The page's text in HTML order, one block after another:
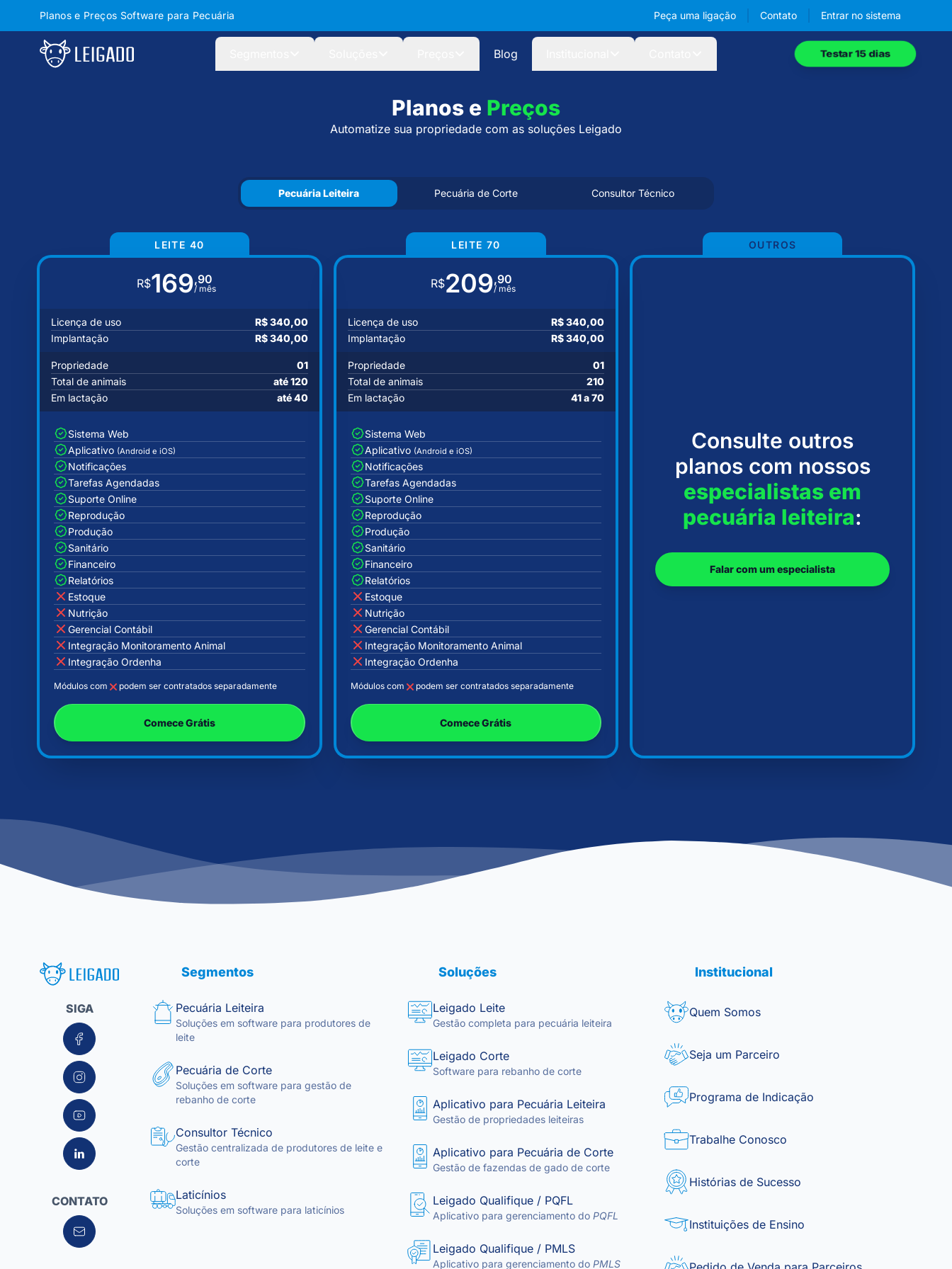
Planos e Preços Software para Pecuária Peça uma ligação Contato Entrar no sistema
Leigado Blog Testar 15 dias
Planos e Preços
Automatize sua propriedade com as soluções Leigado
Pecuária Leiteira Pecuária de Corte Consultor Técnico
LEITE 40
R$169,90
/ mês
Licença de uso
R$ 340,00
Implantação
R$ 340,00
Propriedade
01
Total de animais
até 120
Em lactação
até 40
Sistema Web
Aplicativo (Android e iOS)
Notificações
Tarefas Agendadas
Suporte Online
Reprodução
Produção
Sanitário
Financeiro
Relatórios
Estoque
Nutrição
Gerencial Contábil
Integração Monitoramento Animal
Integração Ordenha
Módulos com podem ser contratados separadamente
Comece Grátis
LEITE 70
R$209,90
/ mês
Licença de uso
R$ 340,00
Implantação
R$ 340,00
Propriedade
01
Total de animais
210
Em lactação
41 a 70
Sistema Web
Aplicativo (Android e iOS)
Notificações
Tarefas Agendadas
Suporte Online
Reprodução
Produção
Sanitário
Financeiro
Relatórios
Estoque
Nutrição
Gerencial Contábil
Integração Monitoramento Animal
Integração Ordenha
Módulos com podem ser contratados separadamente
Comece Grátis
OUTROS
Consulte outros
planos com nossos
especialistas em
pecuária leiteira:
Falar com um especialista
Leigado Tecnologia para Pecuária
SIGA
CONTATO
Segmentos
Pecuária Leiteira
Soluções em software para produtores de
leite
Pecuária de Corte
Soluções em software para gestão de
rebanho de corte
Consultor Técnico
Gestão centralizada de produtores de leite e
corte
Laticínios
Soluções em software para laticínios
Soluções
Leigado Leite
Gestão completa para pecuária leiteira
Leigado Corte
Software para rebanho de corte
Aplicativo para Pecuária Leiteira
Gestão de propriedades leiteiras
Aplicativo para Pecuária de Corte
Gestão de fazendas de gado de corte
Leigado Qualifique / PQFL
Aplicativo para gerenciamento do PQFL
Leigado Qualifique / PMLS
Aplicativo para gerenciamento do PMLS
Institucional
Quem Somos
Seja um Parceiro
Programa de Indicação
Trabalhe Conosco
Histórias de Sucesso
Instituições de Ensino